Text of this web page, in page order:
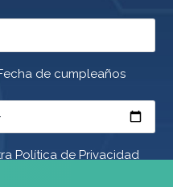
de cumpleaños
Política de Privacidad